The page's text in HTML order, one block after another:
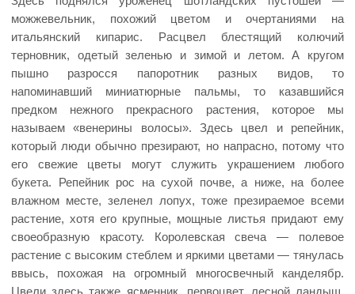
можжевельник, похожий цветом и очертаниями на
итальянский кипарис. Расцвел блестящий колючий
терновник, одетый зеленью и зимой и летом. А кругом
пышно разросся папоротник разных видов, то
напоминавший миниатюрные пальмы, то казавшийся
предком нежного прекрасного растения, которое мы
называем «венерины волосы». Здесь цвел и репейник,
который люди обычно презирают, но напрасно, потому что
его свежие цветы могут служить украшением любого
букета. Репейник рос на сухой почве, а ниже, на более
влажном месте, зеленел лопух, тоже презираемое всеми
растение, хотя его крупные, мощные листья придают ему
своеобразную красоту. Королевская свеча — полевое
растение с высоким стеблем и яркими цветами — тянулась
ввысь, похожая на огромный многосвечный канделябр.